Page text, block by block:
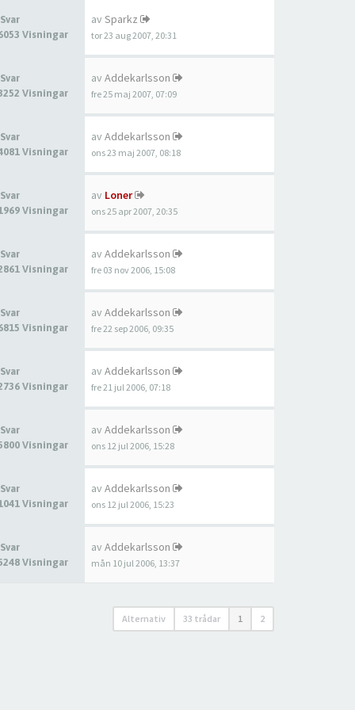
Visningar
av Sparkz
tor 23 aug 2007, 20:31
Visningar
av Addekarlsson
fre 25 maj 2007, 07:09
Visningar
av Addekarlsson
ons 23 maj 2007, 08:18
Visningar
av Loner
ons 25 apr 2007, 20:35
Visningar
av Addekarlsson
fre 03 nov 2006, 15:08
Visningar
av Addekarlsson
fre 22 sep 2006, 09:35
Visningar
av Addekarlsson
fre 21 jul 2006, 07:18
Visningar
av Addekarlsson
ons 12 jul 2006, 15:28
Visningar
av Addekarlsson
ons 12 jul 2006, 15:23
Visningar
av Addekarlsson
mån 10 jul 2006, 13:37
Alternativ 33 trådar 1 2